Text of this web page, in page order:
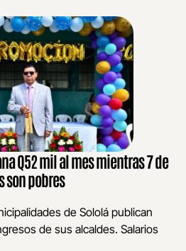
Q52 mil al mes mientras 7 de
son pobres
de Sololá publican
de sus alcaldes. Salarios